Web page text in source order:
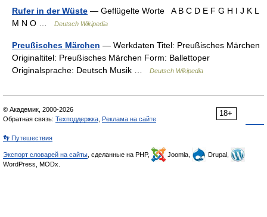
Rufer in der Wüste — Geflügelte Worte A B C D E F G H I J K L
M N O …
Deutsch Wikipedia
Preußisches Märchen — Werkdaten Titel: Preußisches Märchen
Originaltitel: Preußisches Märchen Form: Ballettoper
Originalsprache: Deutsch Musik …
Deutsch Wikipedia
18+
© Академик, 2000-2026
Обратная связь: Техподдержка Реклама на сайте
👣 Путешествия
Экспорт словарей на сайты , сделанные на PHP, Joomla,
Drupal,
WordPress, MODx.